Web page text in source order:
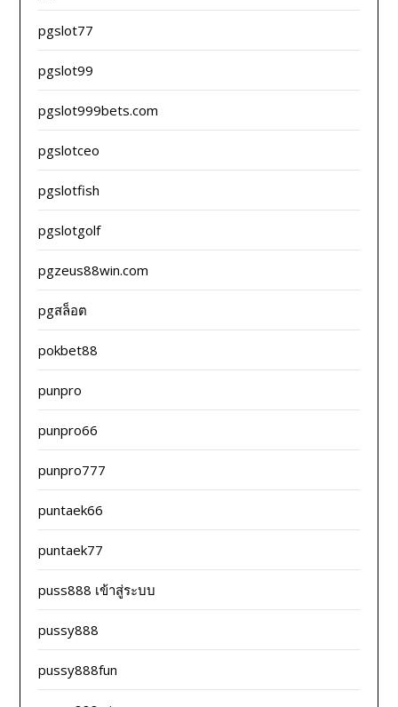
pgslot77
pgslot99
pgslot999bets.com
pgslotceo
pgslotfish
pgslotgolf
pgzeus88win.com
pgสล็อต
pokbet88
punpro
punpro66
punpro777
puntaek66
puntaek77
puss888 เข้าสู่ระบบ
pussy888
pussy888fun